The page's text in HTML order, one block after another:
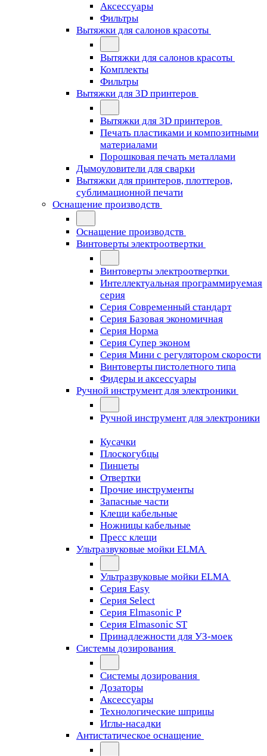
Аксессуары
Фильтры
Вытяжки для салонов красоты
Вытяжки для салонов красоты
Комплекты
Фильтры
Вытяжки для 3D принтеров
Вытяжки для 3D принтеров
Печать пластиками и композитными
материалами
Порошковая печать металлами
Дымоуловители для сварки
Вытяжки для принтеров, плоттеров,
сублимационной печати
Оснащение производств
Оснащение производств
Винтоверты электроотвертки
Винтоверты электроотвертки
Интеллектуальная программируемая
серия
Серия Современный стандарт
Серия Базовая экономичная
Серия Норма
Серия Cупер эконом
Серия Мини с регулятором скорости
Винтоверты пистолетного типа
Фидеры и аксессуары
Ручной инструмент для электроники
Ручной инструмент для электроники
Кусачки
Плоскогубцы
Пинцеты
Отвертки
Прочие инструменты
Запасные части
Клещи кабельные
Ножницы кабельные
Пресс клещи
Ультразвуковые мойки ELMA
Ультразвуковые мойки ELMA
Серия Easy
Серия Select
Серия Elmasonic P
Серия Elmasonic ST
Принадлежности для УЗ-моек
Системы дозирования
Системы дозирования
Дозаторы
Аксессуары
Технологические шприцы
Иглы-насадки
Антистатическое оснащение